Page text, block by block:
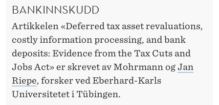
BANKINNSKUDD
Artikkelen «Deferred tax asset revaluations,
costly information processing, and bank
deposits: Evidence from the Tax Cuts and
Jobs Act» er skrevet av Mohrmann ogJan
Riepe, forsker ved Eberhard-Karls
Universitetet i Tübingen.